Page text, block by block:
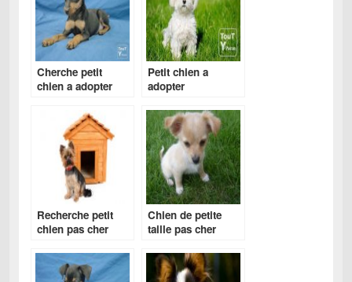
Cherche petit
chien a adopter
Petit chien a
adopter
Recherche petit
chien pas cher
Chien de petite
taille pas cher